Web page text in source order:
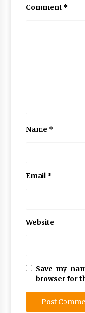
Comment *
Name *
Email*
Website
Save my
browser for